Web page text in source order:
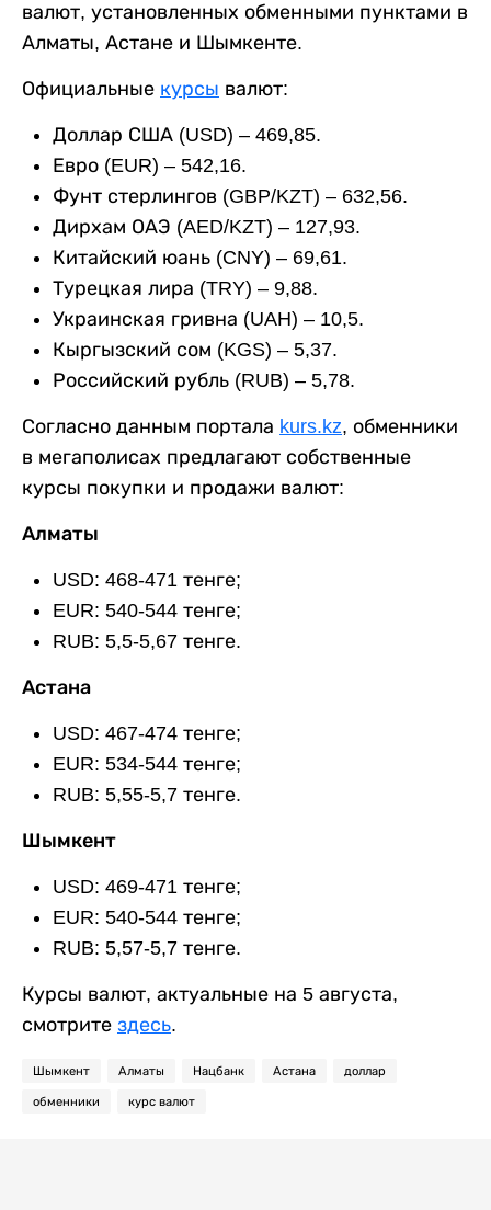
валют, установленных обменными пунктами в
Алматы, Астане и Шымкенте.
Официальные курсы валют:
Доллар США (USD) – 469,85.
Евро (EUR) – 542,16.
Фунт стерлингов (GBP/KZT) – 632,56.
Дирхам ОАЭ (AED/KZT) – 127,93.
Китайский юань (CNY) – 69,61.
Турецкая лира (TRY) – 9,88.
Украинская гривна (UAH) – 10,5.
Кыргызский сом (KGS) – 5,37.
Российский рубль (RUB) – 5,78.
Согласно данным портала kurs.kz, обменники
в мегаполисах предлагают собственные
курсы покупки и продажи валют:
Алматы
USD: 468-471 тенге;
EUR: 540-544 тенге;
RUB: 5,5-5,67 тенге.
Астана
USD: 467-474 тенге;
EUR: 534-544 тенге;
RUB: 5,55-5,7 тенге.
Шымкент
USD: 469-471 тенге;
EUR: 540-544 тенге;
RUB: 5,57-5,7 тенге.
Курсы валют, актуальные на 5 августа,
смотрите здесь.
Шымкент Алматы Нацбанк Астана доллар
обменники курс валют